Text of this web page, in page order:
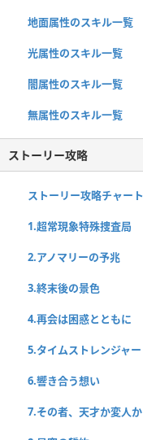
地面属性のスキル一覧
光属性のスキル一覧
闇属性のスキル一覧
無属性のスキル一覧
ストーリー攻略
ストーリー攻略チャート
1.超常現象特殊捜査局
2.アノマリーの予兆
3.終末後の景色
4.再会は困惑とともに
5.タイムストレンジャー
6.響き合う想い
7.その者、天才か変人か